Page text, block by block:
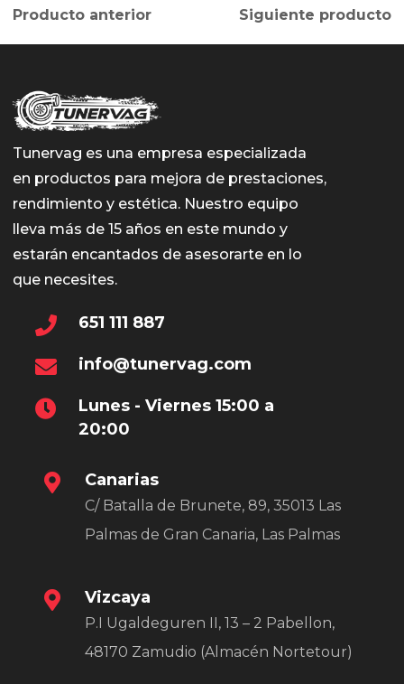
Producto anterior Siguiente producto
Tunervag es una empresa especializada
en productos para mejora de prestaciones,
rendimiento y estética. Nuestro equipo
lleva más de 15 años en este mundo y
estarán encantados de asesorarte en lo
que necesites.
651 111 887
info@tunervag.com
Lunes - Viernes 15:00 a
20:00
Canarias
C/ Batalla de Brunete, 89, 35013 Las
Palmas de Gran Canaria, Las Palmas
Vizcaya
P.I Ugaldeguren II, 13 – 2 Pabellon,
48170 Zamudio (Almacén Nortetour)